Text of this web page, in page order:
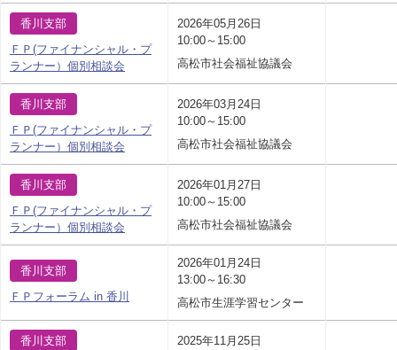
香川支部
ＦＰ(ファイナンシャル・プ
ランナー）個別相談会
2026年05月26日
10:00～15:00
高松市社会福祉協議会
香川支部
ＦＰ(ファイナンシャル・プ
ランナー）個別相談会
2026年03月24日
10:00～15:00
高松市社会福祉協議会
香川支部
ＦＰ(ファイナンシャル・プ
ランナー）個別相談会
2026年01月27日
10:00～15:00
高松市社会福祉協議会
香川支部
ＦＰフォーラム in 香川
2026年01月24日
13:00～16:30
高松市生涯学習センター
香川支部
2025年11月25日